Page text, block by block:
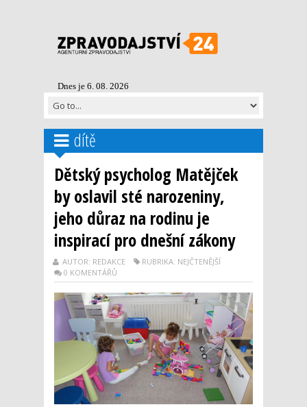
Dnes je 6. 08. 2026
dítě
Dětský psycholog Matějček
by oslavil sté narozeniny,
jeho důraz na rodinu je
inspirací pro dnešní zákony
AUTOR: REDAKCE
RUBRIKA: NEJČTENĚJŠÍ
0 KOMENTÁŘŮ